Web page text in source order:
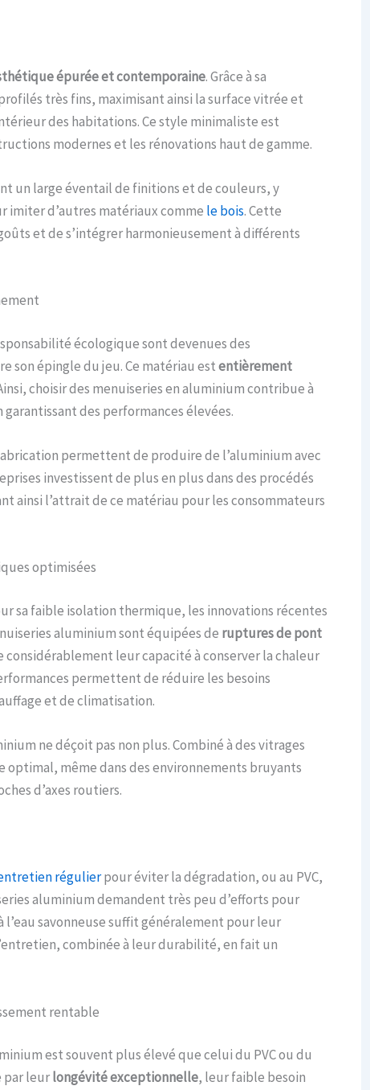
épurée et contemporaine. Grâce à sa
très fins, maximisant ainsi la surface vitrée et
des habitations. Ce style minimaliste est
modernes et les rénovations haut de gamme.
un large éventail de finitions et de couleurs, y
imiter d’autres matériaux comme le bois. Cette
et de s’intégrer harmonieusement à différents
écologique sont devenues des
son épingle du jeu. Ce matériau estentièrement
choisir des menuiseries en aluminium contribue à
des performances élevées.
permettent de produire de l’aluminium avec
investissent de plus en plus dans des procédés
ainsi l’attrait de ce matériau pour les consommateurs
optimisées
sa faible isolation thermique, les innovations récentes
aluminium sont équipées de ruptures de pont
leur capacité à conserver la chaleur
permettent de réduire les besoins
et de climatisation.
ne déçoit pas non plus. Combiné à des vitrages
même dans des environnements bruyants
d’axes routiers.
régulierpour éviter la dégradation, ou au PVC,
aluminium demandent très peu d’efforts pour
savonneuse suffit généralement pour leur
combinée à leur durabilité, en fait un
rentable
est souvent plus élevé que celui du PVC ou du
par leurlongévité exceptionnelle, leur faible besoin